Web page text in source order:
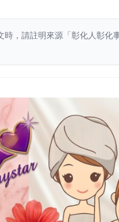
時，請註明來源「彰化人彰化